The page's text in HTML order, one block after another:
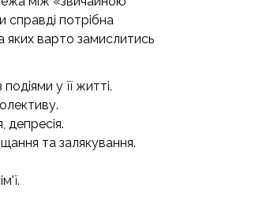
справді потрібна
яких варто замислитись
у її житті.
депресія.
та залякування.